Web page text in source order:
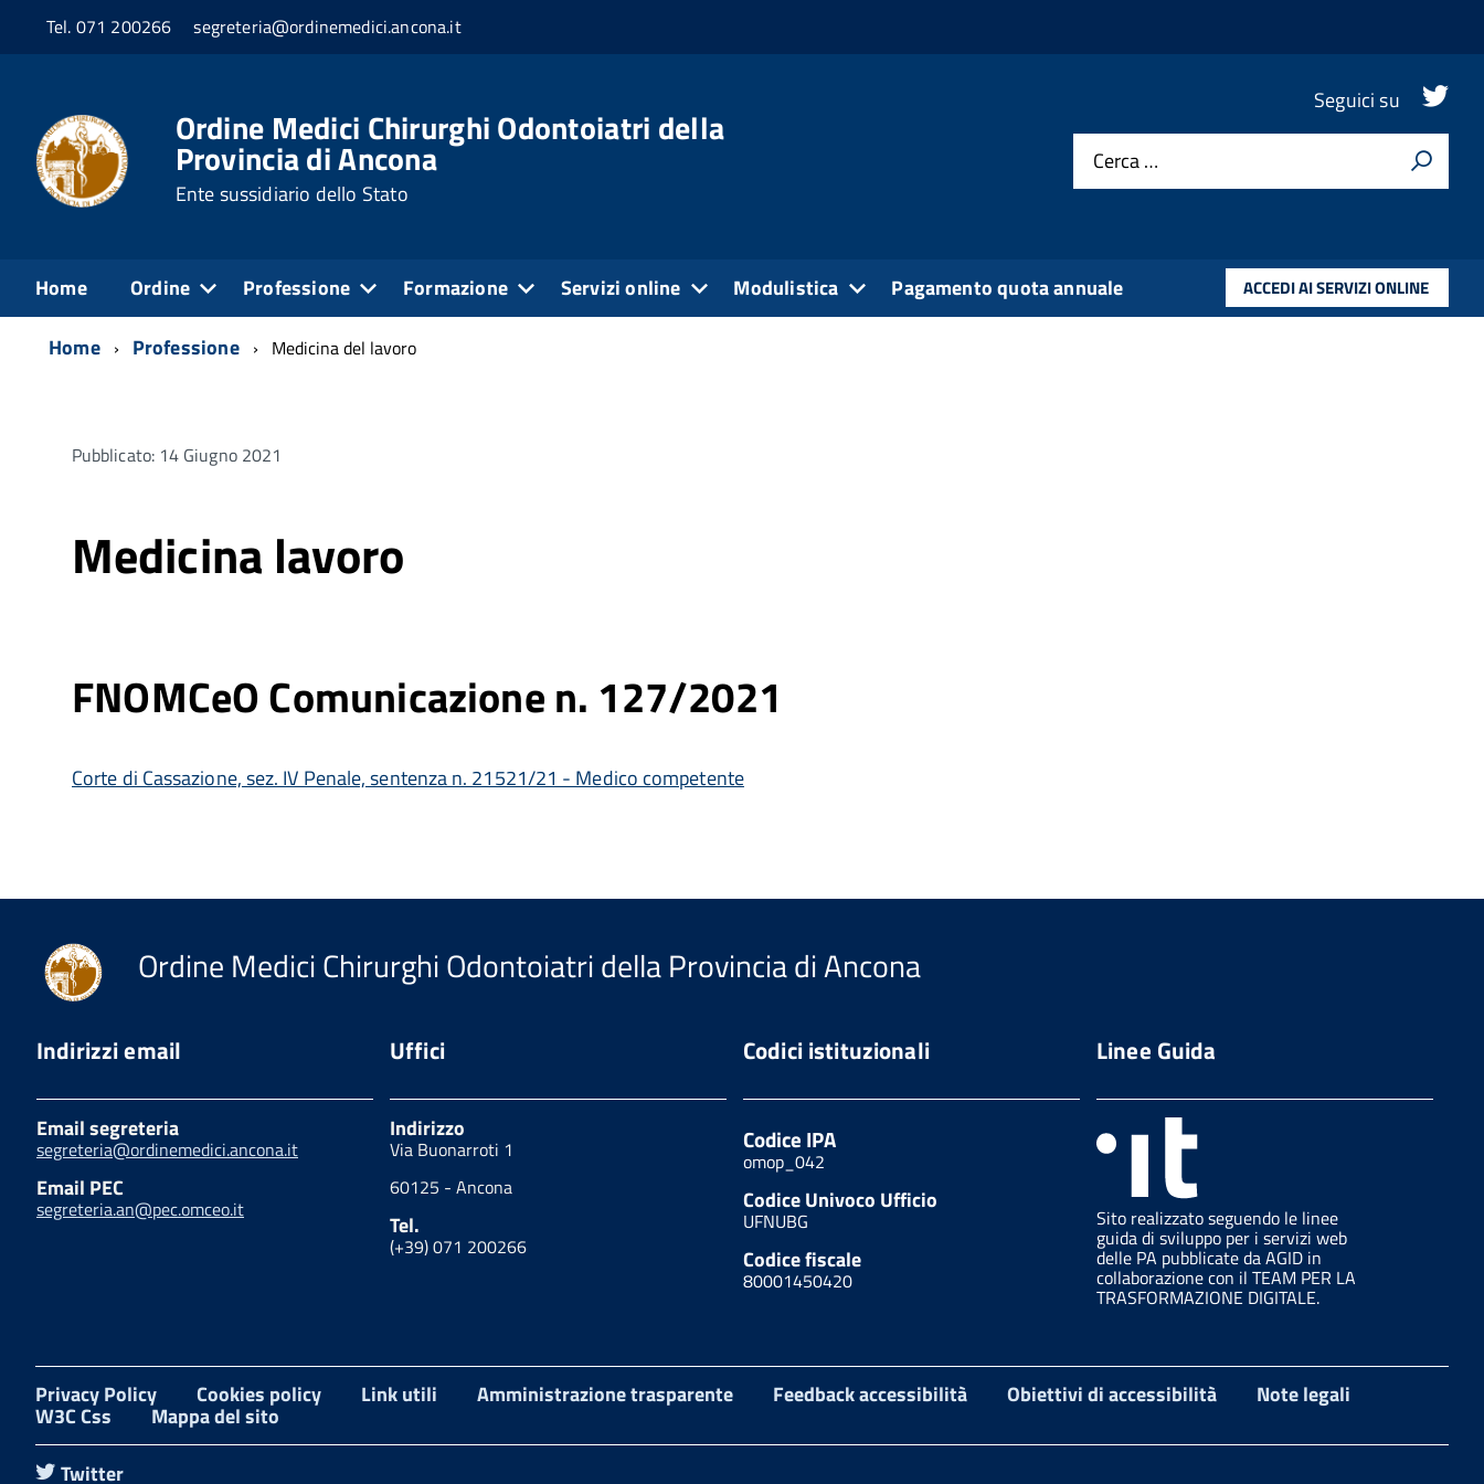
Tel. 071 200266 segreteria@ordinemedici.ancona.it
Ordine Medici Chirurghi Odontoiatri della
Provincia di Ancona
Ente sussidiario dello Stato
Seguici su .
Cerca …
Home Ordine Professione Formazione Servizi online Modulistica Pagamento quota annuale ACCEDI AI SERVIZI ONLINE
Home Professione Medicina del lavoro
Pubblicato: 14 Giugno 2021
Medicina lavoro
FNOMCeO Comunicazione n. 127/2021
Corte di Cassazione, sez. IV Penale, sentenza n. 21521/21 - Medico competente
Ordine Medici Chirurghi Odontoiatri della Provincia di Ancona
Indirizzi email
Email segreteria
segreteria@ordinemedici.ancona.it
Email PEC
segreteria.an@pec.omceo.it
Uffici
Indirizzo
Via Buonarroti 1
60125 - Ancona
Tel.
(+39) 071 200266
Codici istituzionali
Codice IPA
omop_042
Codice Univoco Ufficio
UFNUBG
Codice fiscale
80001450420
Linee Guida
Sito realizzato seguendo le linee
guida di sviluppo per i servizi web
delle PA pubblicate da AGID in
collaborazione con il TEAM PER LA
TRASFORMAZIONE DIGITALE.
Privacy Policy Cookies policy Link utili Amministrazione trasparente Feedback accessibilità Obiettivi di accessibilità Note legali
W3C Css
Mappa del sito
Twitter